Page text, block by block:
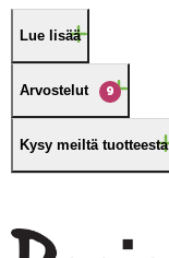
Lue lisää
Arvostelut 9
Kysy meiltä tuotteesta